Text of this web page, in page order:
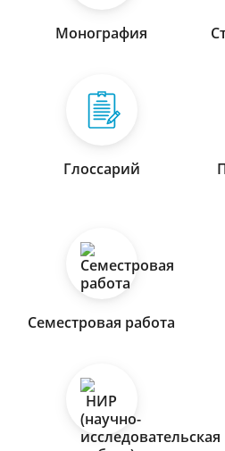
Монография
Глоссарий
Семестровая работа